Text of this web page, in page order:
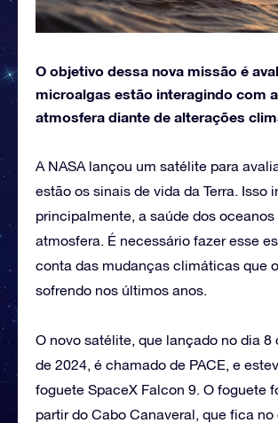
O objetivo dessa nova missão é
microalgas estão interagindo com
atmosfera diante de alterações
A NASA lançou um satélite para
estão os sinais de vida da Terra. Isso
principalmente, a saúde dos oceanos
atmosfera. É necessário fazer esse
conta das mudanças climáticas que
sofrendo nos últimos anos.
O novo satélite, que lançado no dia 8
de 2024, é chamado de PACE, e
foguete SpaceX Falcon 9. O foguete
partir do Cabo Canaveral, que fica no